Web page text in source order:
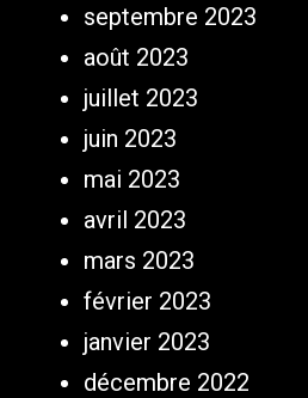
septembre 2023
août 2023
juillet 2023
juin 2023
mai 2023
avril 2023
mars 2023
février 2023
janvier 2023
décembre 2022